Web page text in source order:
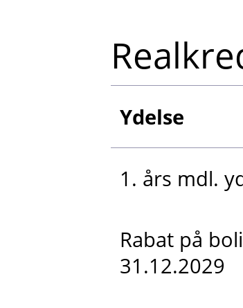
Ydelse
1. års mdl.
Rabat på
31.12.2029